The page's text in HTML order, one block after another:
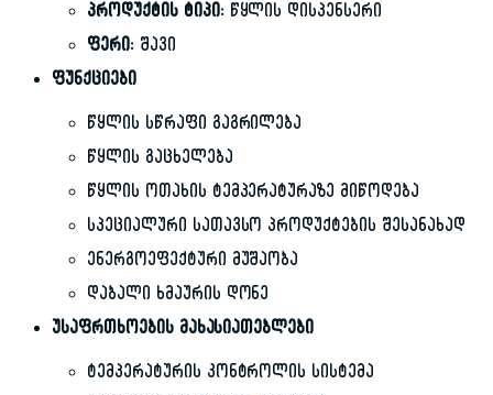
პროდუქტის ტიპი:წყლის დისპენსერი
ფერი:შავი
ფუნქციები
წყლის სწრაფი გაგრილება
წყლის გაცხელება
წყლის ოთახის ტემპერატურაზე მიწოდება
სპეციალური სათავსო პროდუქტების შესანახად
ენერგოეფექტური მუშაობა
დაბალი ხმაურის დონე
უსაფრთხოების მახასიათებლები
ტემპერატურის კონტროლის სისტემა